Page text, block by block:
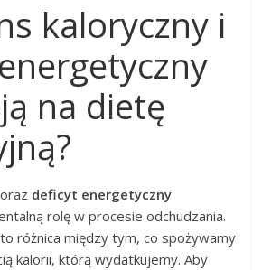
kaloryczny i
na dietę
oraz deficyt energetyczny
rolę w procesie odchudzania.
to różnica między tym, co spożywamy
kalorii, którą wydatkujemy. Aby